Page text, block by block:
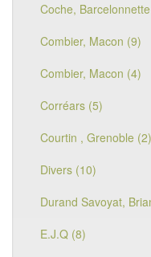
Coche,
Combier, Macon (9)
Combier, Macon (4)
Corréars (5)
Courtin , Grenoble (2)
Divers (10)
Durand Savoyat,
E.J.Q (8)